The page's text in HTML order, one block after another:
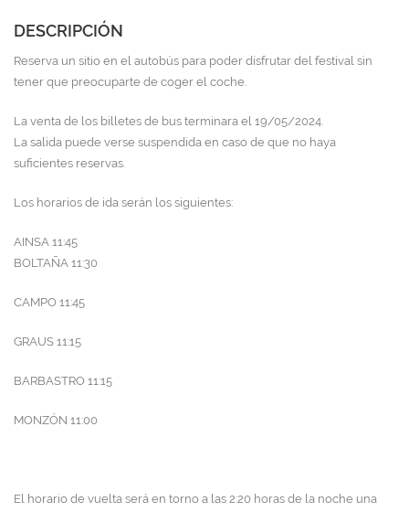
DESCRIPCIÓN
Reserva un sitio en el autobús para poder disfrutar del festival sin
tener que preocuparte de coger el coche.
La venta de los billetes de bus terminara el 19/05/2024.
La salida puede verse suspendida en caso de que no haya
suficientes reservas.
Los horarios de ida serán los siguientes:
AINSA 11:45
BOLTAÑA 11:30
CAMPO 11:45
GRAUS 11:15
BARBASTRO 11:15
MONZÓN 11:00
El horario de vuelta será en torno a las 2:20 horas de la noche una